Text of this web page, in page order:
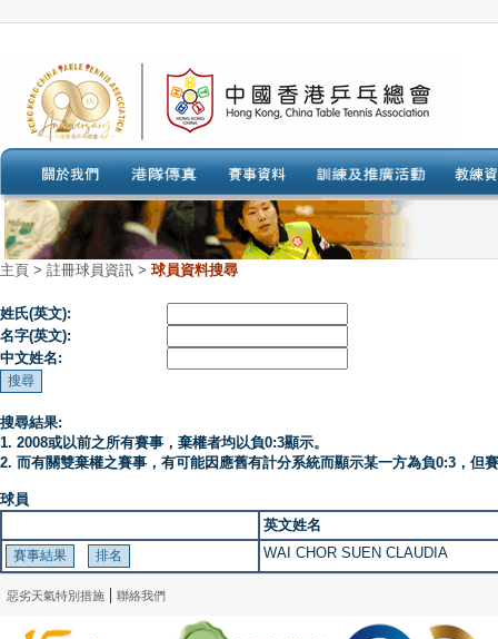
主頁 > 註冊球員資訊 > 球員資料搜尋
姓氏(英文):
名字(英文):
中文姓名:
搜尋結果:
1. 2008或以前之所有賽事，棄權者均以負0:3顯示。
2. 而有關雙棄權之賽事，有可能因應舊有計分系統而顯示某一方為負0:3，但
球員
英文姓名
WAI CHOR SUEN CLAUDIA